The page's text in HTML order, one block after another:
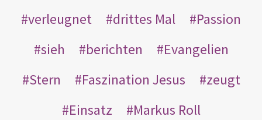
verleugnet
drittes Mal
Passion
sieh
berichten
Evangelien
Stern
Faszination Jesus
zeugt
Einsatz
Markus Roll